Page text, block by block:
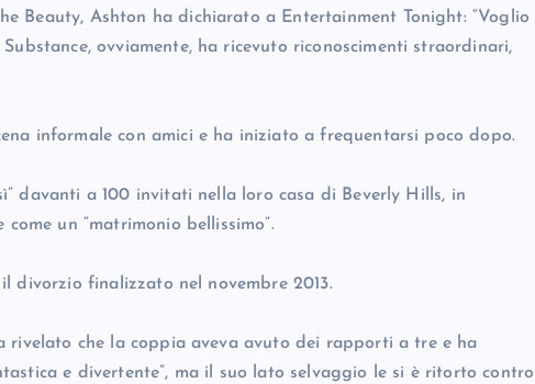
Beauty, Ashton ha dichiarato a Entertainment Tonight: “Voglio
ovviamente, ha ricevuto riconoscimenti straordinari,
informale con amici e ha iniziato a frequentarsi poco dopo.
davanti a 100 invitati nella loro casa di Beverly Hills, in
un “matrimonio bellissimo”.
divorzio finalizzato nel novembre 2013.
rivelato che la coppia aveva avuto dei rapporti a tre e ha
e divertente”, ma il suo lato selvaggio le si è ritorto contro